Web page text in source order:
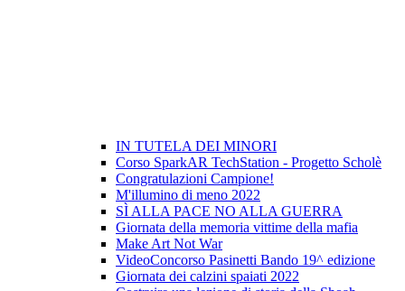
IN TUTELA DEI MINORI
Corso SparkAR TechStation - Progetto Scholè
Congratulazioni Campione!
M'illumino di meno 2022
SÌ ALLA PACE NO ALLA GUERRA
Giornata della memoria vittime della mafia
Make Art Not War
VideoConcorso Pasinetti Bando 19^ edizione
Giornata dei calzini spaiati 2022